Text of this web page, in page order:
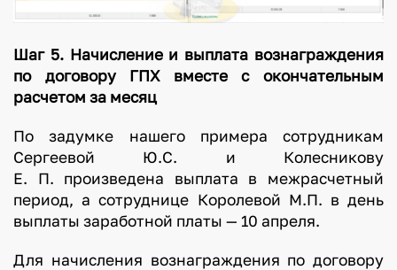
Шаг 5. Начисление и выплата вознаграждения
по договору ГПХ вместе с окончательным
расчетом за месяц
По задумке нашего примера сотрудникам
Сергеевой Ю.С. и Колесникову
Е. П. произведена выплата в межрасчетный
период, а сотруднице Королевой М.П. в день
выплаты заработной платы — 10 апреля.
Для начисления вознаграждения по договору